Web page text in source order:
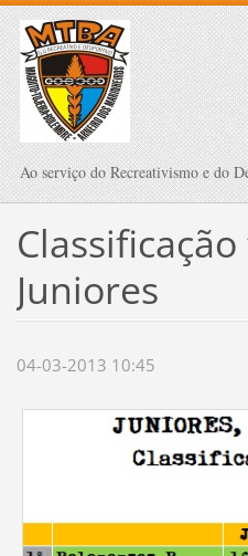
Ao serviço do Recreativismo e do
Juniores
04-03-2013 10:45